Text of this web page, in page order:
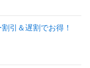
引＆遅割でお得！